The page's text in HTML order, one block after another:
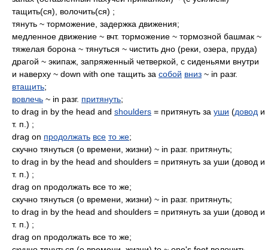
тащить(ся), волочить(ся) ;
тянуть ~ торможение, задержка движения;
медленное движение ~ вчт. торможение ~ тормозной башмак ~
тяжелая борона ~ тянуться ~ чистить дно (реки, озера, пруда)
драгой ~ экипаж, запряженный четверкой, с сиденьями внутри
и наверху ~ down with one тащить за собой вниз ~ in разг.
втащить;
вовлечь ~ in разг. притянуть;
to drag in by the head and shoulders = притянуть за уши (довод и
т. п.) ;
drag on продолжать все то же;
скучно тянуться (о времени, жизни) ~ in разг. притянуть;
to drag in by the head and shoulders = притянуть за уши (довод и
т. п.) ;
drag on продолжать все то же;
скучно тянуться (о времени, жизни) ~ in разг. притянуть;
to drag in by the head and shoulders = притянуть за уши (довод и
т. п.) ;
drag on продолжать все то же;